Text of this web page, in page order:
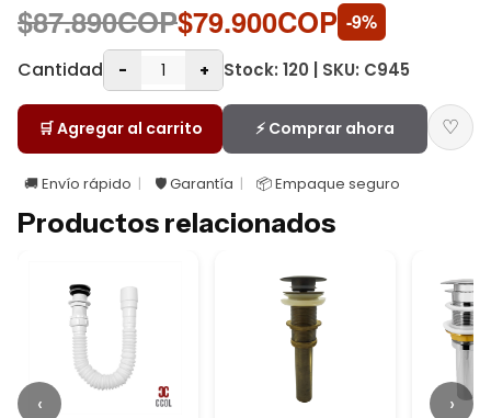
$87.890COP$79.900COP -9%
Cantidad
- + Stock: 120 | SKU: C945
🛒 Agregar al carrito ⚡ Comprar ahora ♡
🚚 Envío rápido 🛡️ Garantía 📦 Empaque seguro
Productos relacionados
‹ ›